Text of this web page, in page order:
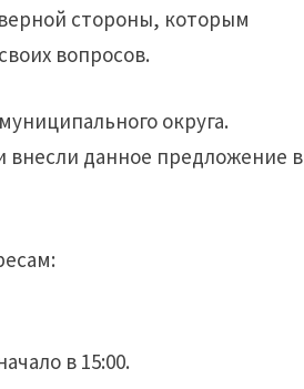
стороны, которым
вопросов.
округа.
данное предложение в
в 15:00.